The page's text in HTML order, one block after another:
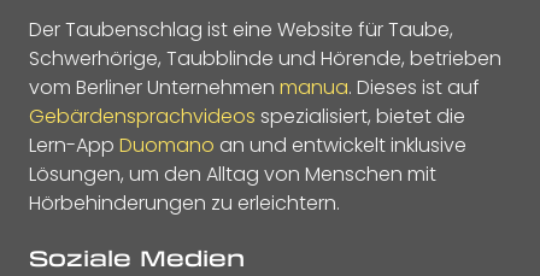
Der Taubenschlag ist eine Website für Taube,
Schwerhörige, Taubblinde und Hörende, betrieben
vom Berliner Unternehmen manua. Dieses ist auf
Gebärdensprachvideos spezialisiert, bietet die
Lern-App Duomano an und entwickelt inklusive
Lösungen, um den Alltag von Menschen mit
Hörbehinderungen zu erleichtern.
Soziale Medien